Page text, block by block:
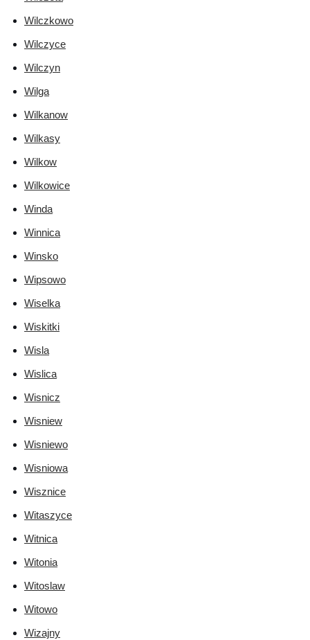
Wilczkowo
Wilczyce
Wilczyn
Wilga
Wilkanow
Wilkasy
Wilkow
Wilkowice
Winda
Winnica
Winsko
Wipsowo
Wiselka
Wiskitki
Wisla
Wislica
Wisnicz
Wisniew
Wisniewo
Wisniowa
Wisznice
Witaszyce
Witnica
Witonia
Witoslaw
Witowo
Wizajny